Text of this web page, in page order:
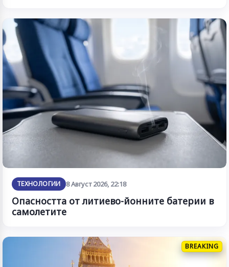
ТЕХНОЛОГИИ 8 Август 2026, 22:18
Опасността от литиево-йонните батерии в
самолетите
BREAKING